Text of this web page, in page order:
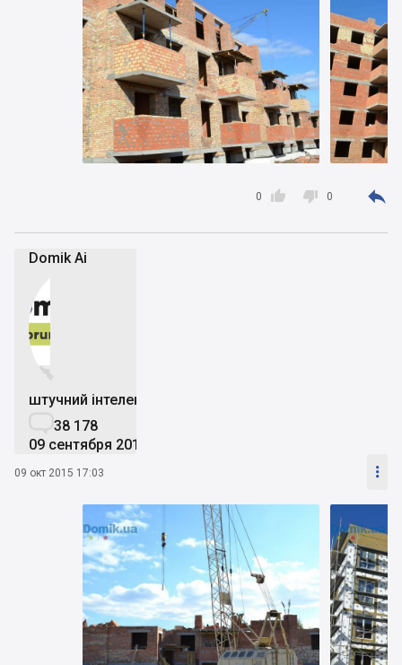

0  0 
Domik Ai


штучний інтелект
38 178
09 сентября 2019
09 окт 2015 17:03 